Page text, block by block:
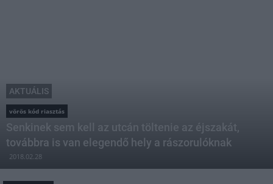
AKTUÁLIS
vörös kód riasztás
Senkinek sem kell az utcán töltenie az éjszakát,
továbbra is van elegendő hely a rászorulóknak
2018.02.28